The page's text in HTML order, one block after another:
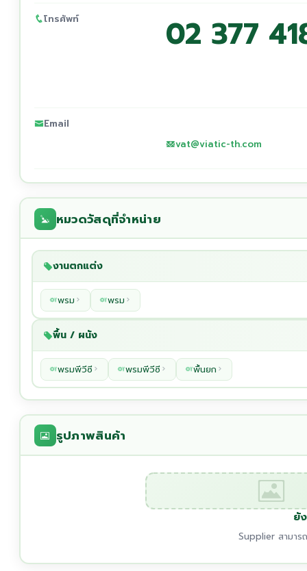
โทรศัพท์ 02 377
Email
vat@viatic-th.com
หมวดวัสดุที่จำหน่าย
งานตกแต่ง
พรม พรม
พื้น / ผนัง
พรมพีวีซี พรมพีวีซี พื้นยก
รูปภาพสินค้า
ยั
Supplier สามาร